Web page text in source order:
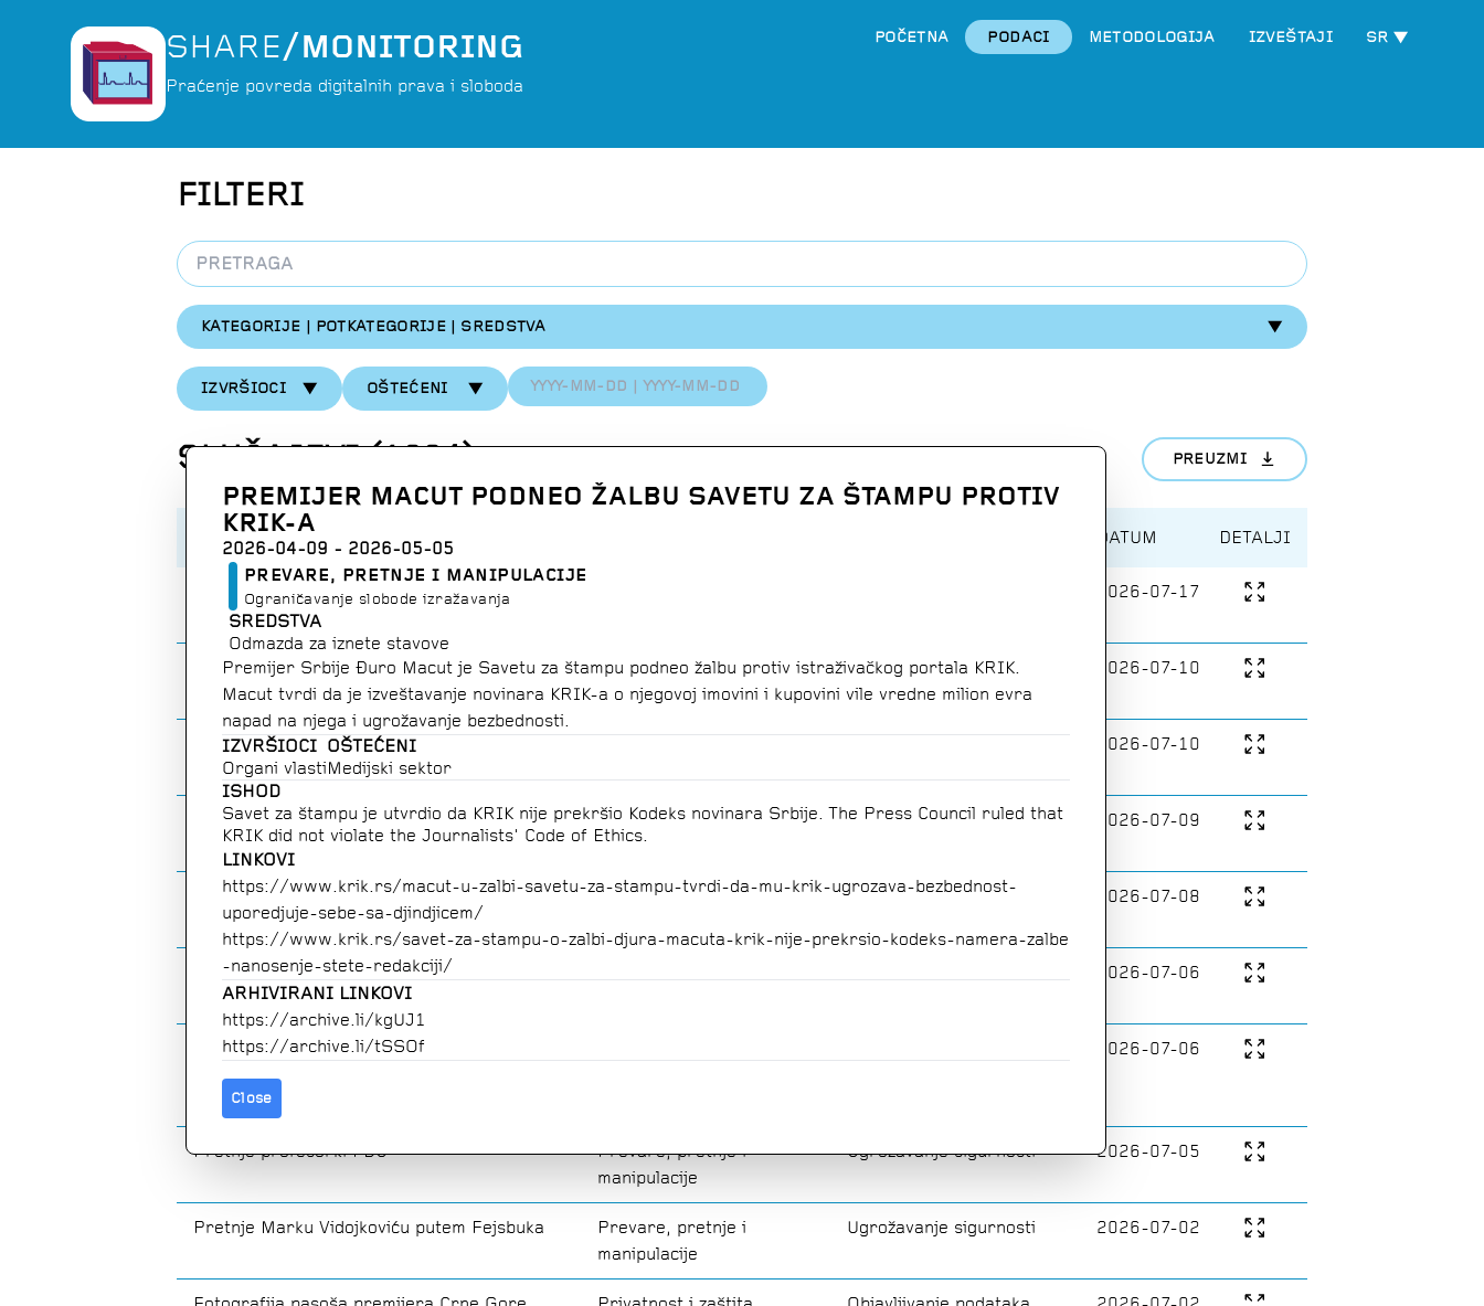
SHARE/MONITORING POČETNA PODACI METODOLOGIJA IZVEŠTAJI SR
Praćenje povreda digitalnih prava i sloboda
FILTERI
KATEGORIJE | POTKATEGORIJE | SREDSTVA
IZVRŠIOCI OŠTEĆENI
PREMIJER MACUT PODNEO ŽALBU SAVETU ZA ŠTAMPU PROTIV
KRIK-A
2026-04-09 - 2026-05-05
PREVARE, PRETNJE I MANIPULACIJE
Ograničavanje slobode izražavanja
SREDSTVA
Odmazda za iznete stavove
Premijer Srbije Đuro Macut je Savetu za štampu podneo žalbu protiv istraživačkog portala KRIK.
Macut tvrdi da je izveštavanje novinara KRIK-a o njegovoj imovini i kupovini vile vredne milion evra
napad na njega i ugrožavanje bezbednosti.
IZVRŠIOCI
Organi vlasti
OŠTEĆENI
Medijski sektor
ISHOD
Savet za štampu je utvrdio da KRIK nije prekršio Kodeks novinara Srbije. The Press Council ruled that
KRIK did not violate the Journalists' Code of Ethics.
LINKOVI
https://www krik rs/macut-u-zalbi-savetu-za-stampu-tvrdi-da-mu-krik-ugrozava-bezbednost-
uporedjuje-sebe-sa-djindjicem/
https://www krik rs/savet-za-stampu-o-zalbi-djura-macuta-krik-nije-prekrsio-kodeks-namera-zalbe
-nanosenje-stete-redakciji/
ARHIVIRANI LINKOVI
https://archive.li/kgUJ1
https://archive.li/tSSOf
Close
SLUČAJEVI(1304) PREUZMI
NASLOV DATUM DETALJI
Pretnje direktoru vesti N1 i njegovoj porodici 2026-07-17
Lokalni funkcioner u Grockoj vređao novinara
Prevare, pretnje i
manipulacije
Ugrožavanje reputacije 2026-07-10
Urednik portala pozvan u policiju zbog krivične
prijave
2026-07-10
Pretnje redakciji portala Slobodna reč
Prevare, pretnje i
manipulacije
Ugrožavanje sigurnosti 2026-07-09
Pretnje i uvrede redakciji N1 u komentarima
Prevare, pretnje i
Ugrožavanje sigurnosti,
2026-07-08
Pretnje novinarkama BIRN Srbija 2026-07-06
Govor mržnje i pretnje LGBT+ aktivistima 2026-07-06
Pretnje profesorki FDU
Prevare, pretnje i
manipulacije
Ugrožavanje sigurnosti 2026-07-05
Pretnje Marku Vidojkoviću putem Fejsbuka
Prevare, pretnje i
manipulacije
Ugrožavanje sigurnosti 2026-07-02